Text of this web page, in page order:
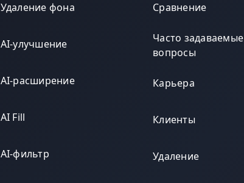
Удаление фона
AI-улучшение
AI-расширение
AI Fill
AI-фильтр
Сравнение
Часто задаваемые
вопросы
Карьера
Клиенты
Удаление